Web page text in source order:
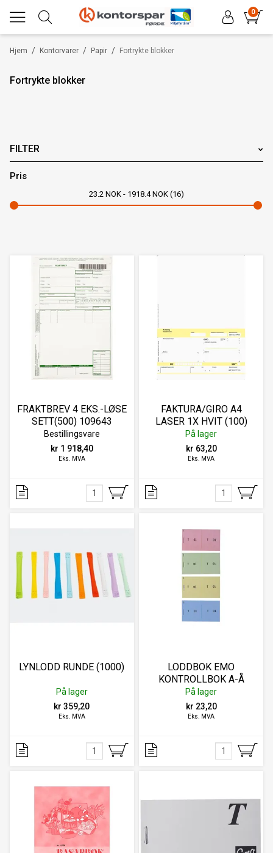
0
/
Hjem /
Kontorvarer /
Papir Fortrykte blokker
Fortrykte blokker
FILTER
Pris
23.2 NOK 1918.4 NOK 16
FRAKTBREV 4 EKS.-LØSE
SETT(500) 109643
Bestillingsvare
kr 1 918,40
Eks. MVA
FAKTURA/GIRO A4
LASER 1X HVIT (100)
På lager
kr 63,20
Eks. MVA
LYNLODD RUNDE (1000)
På lager
kr 359,20
Eks. MVA
LODDBOK EMO
KONTROLLBOK A-Å
På lager
kr 23,20
Eks. MVA